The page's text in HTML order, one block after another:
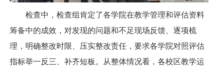
检查中，检查组肯定了各学院在教学管理和评估资料
筹备中的成效，对发现的问题和不足现场反馈、逐项梳
理，明确整改时限、压实整改责任，要求各学院对照评估
指标举一反三、补齐短板。从整体情况看，各校区教学运